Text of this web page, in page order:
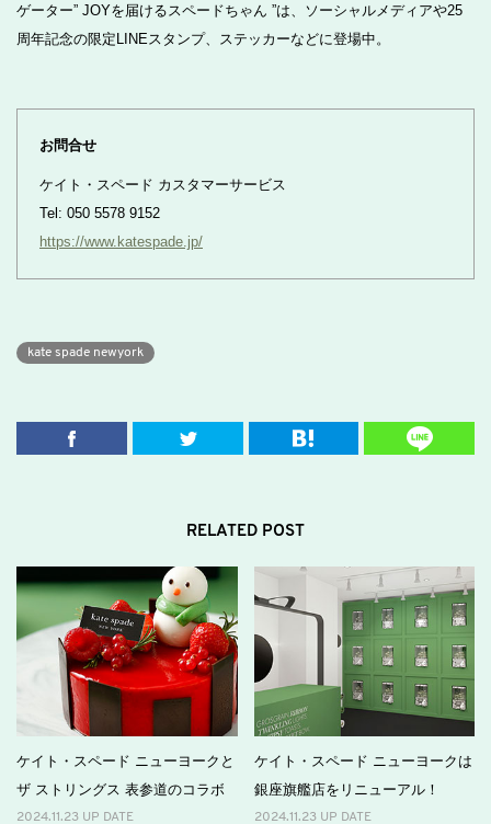
ゲーター” JOYを届けるスペードちゃん ”は、ソーシャルメディアや25
周年記念の限定LINEスタンプ、ステッカーなどに登場中。
お問合せ
ケイト・スペード カスタマーサービス
Tel: 050 5578 9152
https://www.katespade.jp/
kate spade newyork
RELATED POST
ケイト・スペード ニューヨークと
ザ ストリングス 表参道のコラボ
2024.11.23 UP DATE
ケイト・スペード ニューヨークは
銀座旗艦店をリニューアル！
2024.11.23 UP DATE